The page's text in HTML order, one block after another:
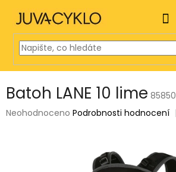
obsah
Batoh LANE 10 lime
Průměrné
Neohodnoceno Podrobnosti hodnocení